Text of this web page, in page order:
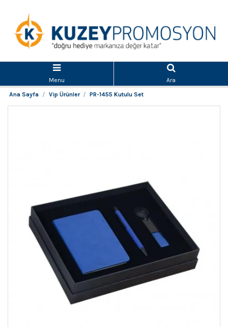
Menu
Ara
Ana Sayfa
Vip Ürünler PR-1455 Kutulu Set